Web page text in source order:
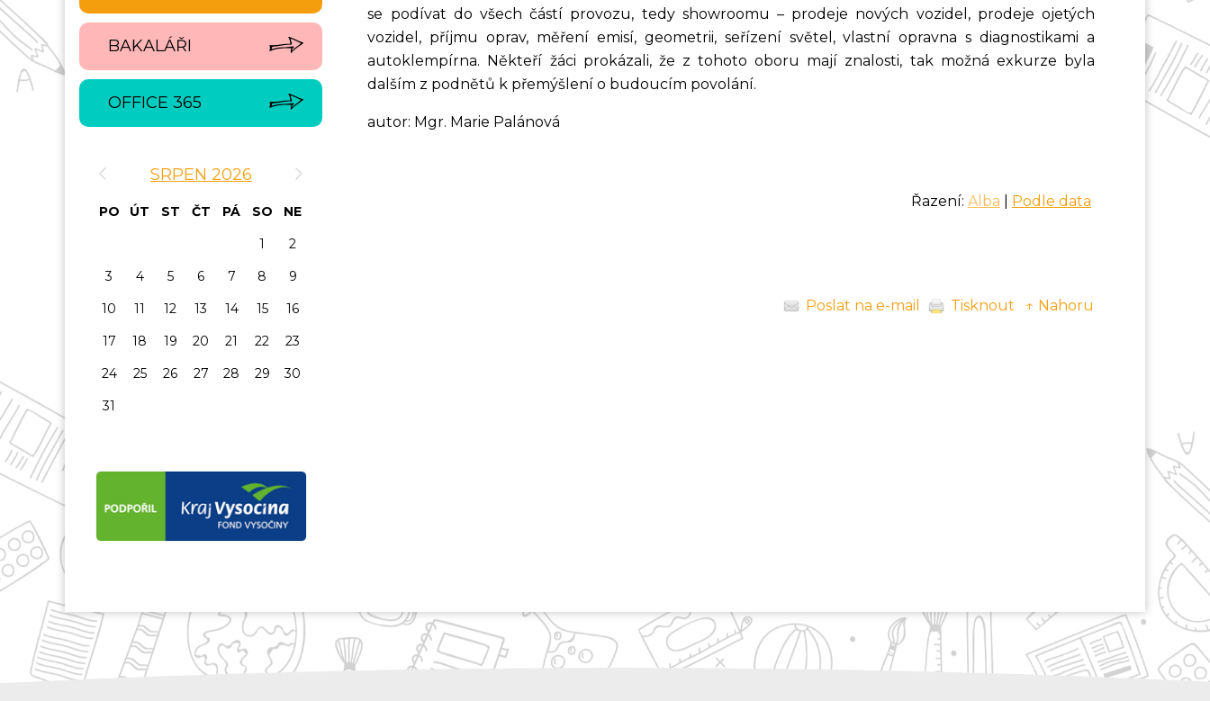
se podívat do všech částí provozu, tedy showroomu – prodeje nových vozidel, prodeje ojetých
vozidel, příjmu oprav, měření emisí, geometrii, seřízení světel, vlastní opravna s diagnostikami a
autoklempírna. Někteří žáci prokázali, že z tohoto oboru mají znalosti, tak možná exkurze byla
dalším z podnětů k přemýšlení o budoucím povolání.
autor: Mgr. Marie Palánová
Řazení: Alba Podle data
Poslat na e-mail Tisknout ↑ Nahoru
BAKALÁŘI
OFFICE 365
SRPEN 2026
PO ÚT ST ČT PÁ SO
NE
1
2
3
4 5 6 7 8
9
10
11 12 13 14 15
16
17
18 19 20 21 22
23
24
25 26 27 28 29
30
31